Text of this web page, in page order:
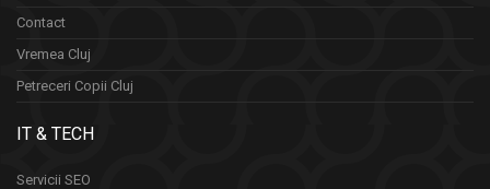
Contact
Vremea Cluj
Petreceri Copii Cluj
IT & TECH
Servicii SEO